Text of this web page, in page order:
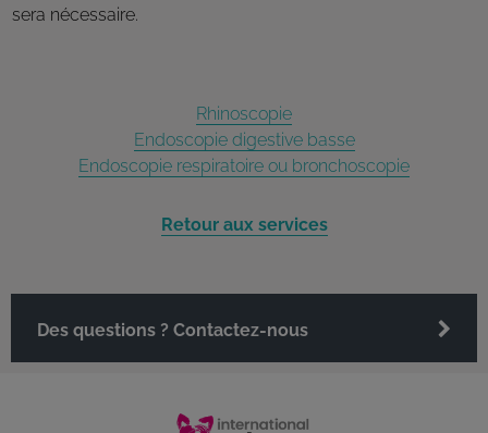
sera nécessaire.
Rhinoscopie
Endoscopie digestive basse
Endoscopie respiratoire ou bronchoscopie
Retour aux services
Des questions ? Contactez-nous